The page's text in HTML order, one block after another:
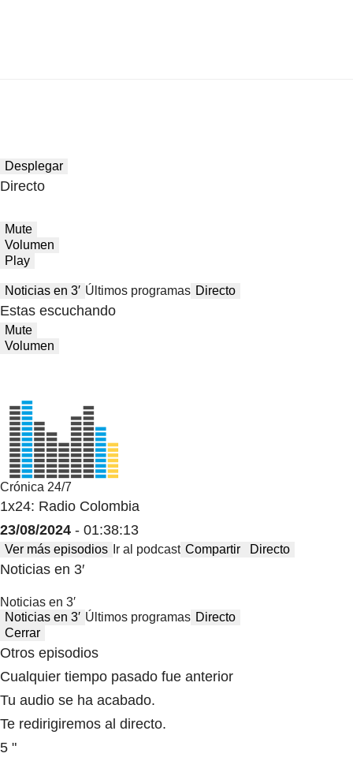
Desplegar
Directo
Mute
Volumen
Play
Noticias en 3′ Últimos programas Directo
Estas escuchando
Mute
Volumen
Crónica 24/7
1x24: Radio Colombia
23/08/2024 - 01:38:13
Ver más episodios Ir al podcast Compartir Directo
Noticias en 3′
Noticias en 3′
Noticias en 3′ Últimos programas Directo
Cerrar
Otros episodios
Cualquier tiempo pasado fue anterior
Tu audio se ha acabado.
Te redirigiremos al directo.
5 "